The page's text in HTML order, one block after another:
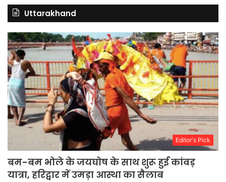
Uttarakhand
Editor's Pick
बम-बम भोले के जयघोष के साथ शुरू हुई कांवड़
यात्रा, हरिद्वार में उमड़ा आस्था का सैलाब